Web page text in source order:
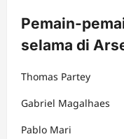
Pemain-
selama di
Thomas Partey
Gabriel Magalhaes
Pablo Mari